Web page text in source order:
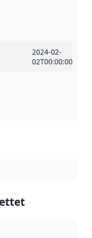
2024-02-
02T00:00:00Z
eller